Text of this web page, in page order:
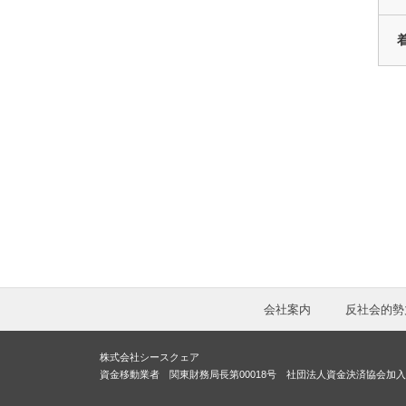
会社案内 反社会的
株式会社シースクェア
資金移動業者 関東財務局長第00018号 社団法人資金決済協会加